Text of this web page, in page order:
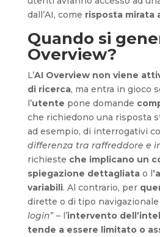
dall’AI, come risposta mirata
Quando si
Overview?
L’AI Overview non viene
di ricerca, ma entra in gioco
l’utente pone domande
che richiedono una risposta
ad esempio, di interrogativi
differenza tra raffreddore e
richieste che implicano un
spiegazione dettagliatao l
variabili. Al contrario, per
dirette o di tipo navigazionale
login” – l’intervento
tende a essere limitato o